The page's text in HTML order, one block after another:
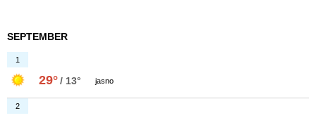
SEPTEMBER
1
29°/ 13° jasno
2